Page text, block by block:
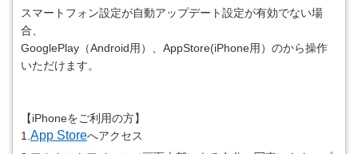
スマートフォン設定が自動アップデート設定が有効でない場
合、
GooglePlay（Android用）、AppStore(iPhone用）のから操作
いただけます。
【iPhoneをご利用の方】
1.App Storeへアクセス